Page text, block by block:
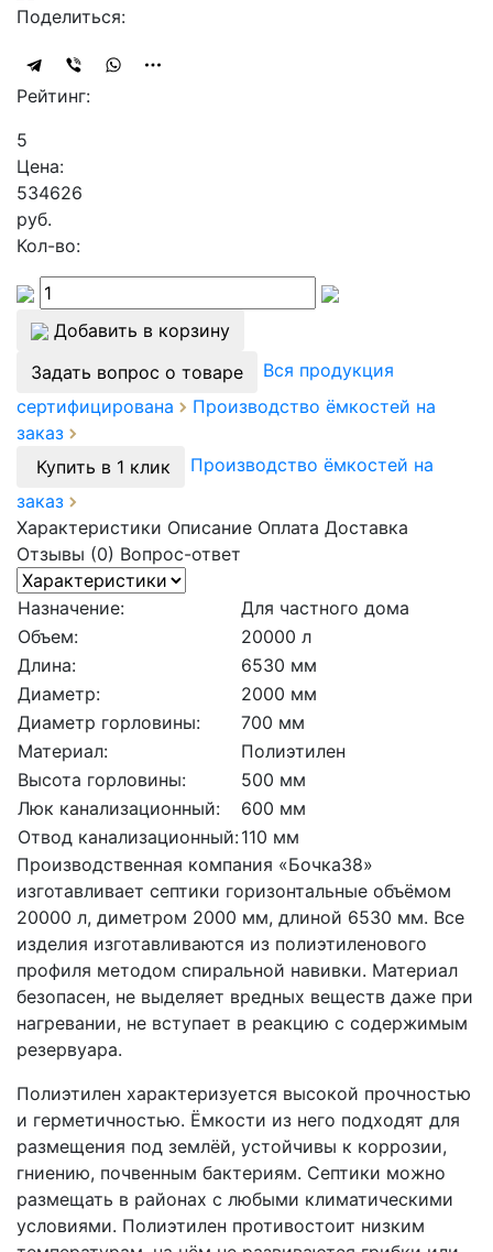
Поделиться:
Рейтинг:
5
Цена:
534626
руб.
Кол-во:
Добавить в корзину
Задать вопрос о товаре
Вся продукция
сертифицирована
Производство ёмкостей на
заказ
Купить в 1 клик
Производство ёмкостей на
заказ
Характеристики Описание Оплата Доставка
Отзывы (0) Вопрос-ответ
Назначение:
Для частного дома
Объем:
20000 л
Длина:
6530 мм
Диаметр:
2000 мм
Диаметр горловины:
700 мм
Материал:
Полиэтилен
Высота горловины:
500 мм
Люк канализационный:
600 мм
Отвод канализационный:110 мм
Производственная компания «Бочка38»
изготавливает септики горизонтальные объёмом
20000 л, диметром 2000 мм, длиной 6530 мм. Все
изделия изготавливаются из полиэтиленового
профиля методом спиральной навивки. Материал
безопасен, не выделяет вредных веществ даже при
нагревании, не вступает в реакцию с содержимым
резервуара.
Полиэтилен характеризуется высокой прочностью
и герметичностью. Ёмкости из него подходят для
размещения под землёй, устойчивы к коррозии,
гниению, почвенным бактериям. Септики можно
размещать в районах с любыми климатическими
условиями. Полиэтилен противостоит низким